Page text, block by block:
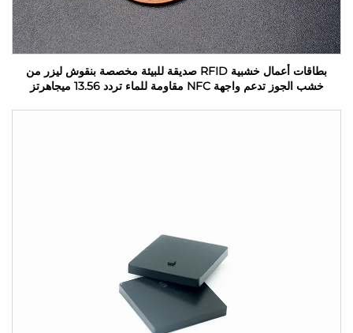
بطاقات أعمال خشبية RFID صديقة للبيئة مخصصة بنقوش ليزر من
خشب الجوز تدعم واجهة NFC مقاومة للماء تردد 13.56 ميجاهرتز